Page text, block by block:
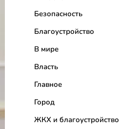
Безопасность
Благоустройство
В мире
Власть
Главное
Город
ЖКХ и благоустройство